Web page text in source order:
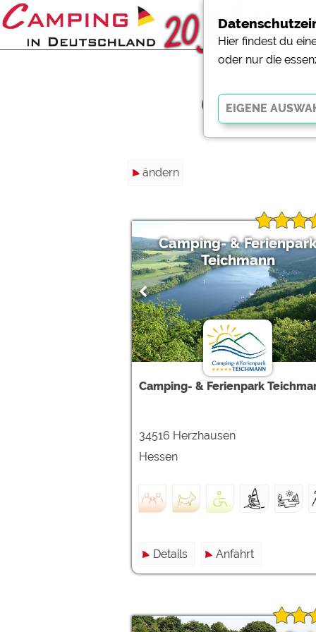
6
ändern
Camping- & Ferienpark
Teichmann
Camping- & Ferienpark
34516 Herzhausen
Hessen
Details Anfahrt
Hier findest du
oder nur die
Essenzielle Cookies
der Website dringend
Externe Medien
YouTube (Videos von
Campingplatzvorschau
Campingplätzen)
Google Maps
Google reCAPTCHA
Statistiken
Google Analytics
Marketing
Google Remarketing